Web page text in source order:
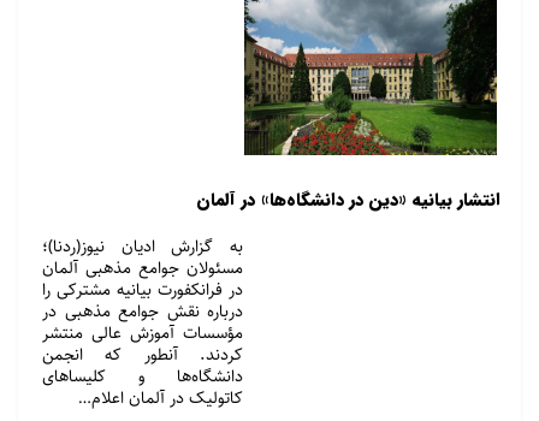
انتشار بیانیه «دین در دانشگاه‌ها» در آلمان
به گزارش ادیان نیوز(ردنا)؛
مسئولان جوامع مذهبی آلمان
در فرانکفورت بیانیه مشترکی را
درباره نقش جوامع مذهبی در
مؤسسات آموزش عالی منتشر
کردند. آنطور که انجمن
دانشگاه‌ها و کلیساهای
کاتولیک در آلمان اعلام…